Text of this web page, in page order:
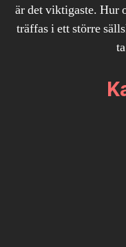
är det viktigaste. Hur
träffas i ett större